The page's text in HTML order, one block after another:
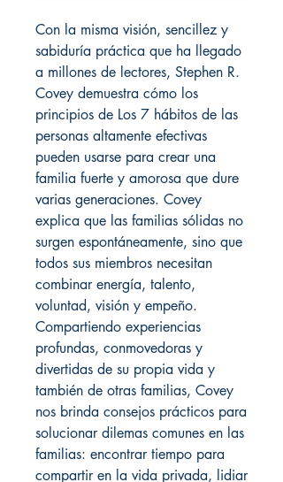
Con la misma visión, sencillez y
sabiduría práctica que ha llegado
a millones de lectores, Stephen R.
Covey demuestra cómo los
principios de Los 7 hábitos de las
personas altamente efectivas
pueden usarse para crear una
familia fuerte y amorosa que dure
varias generaciones. Covey
explica que las familias sólidas no
surgen espontáneamente, sino que
todos sus miembros necesitan
combinar energía, talento,
voluntad, visión y empeño.
Compartiendo experiencias
profundas, conmovedoras y
divertidas de su propia vida y
también de otras familias, Covey
nos brinda consejos prácticos para
solucionar dilemas comunes en las
familias: encontrar tiempo para
compartir en la vida privada, lidiar